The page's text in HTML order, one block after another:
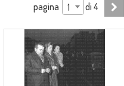
pagina 1 di4